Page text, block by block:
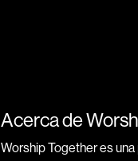
Acerca de
Worship Together es